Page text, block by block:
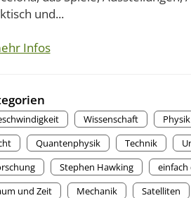
und...
Infos
Wissenschaft Physik
Quantenphysik Technik
Stephen Hawking
und Zeit
Mechanik Satelliten